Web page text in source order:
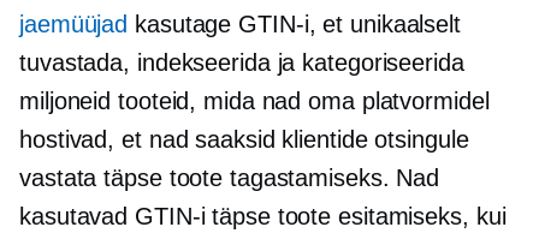
jaemüüjad kasutage GTIN-i, et unikaalselt
tuvastada, indekseerida ja kategoriseerida
miljoneid tooteid, mida nad oma platvormidel
hostivad, et nad saaksid klientide otsingule
vastata täpse toote tagastamiseks. Nad
kasutavad GTIN-i täpse toote esitamiseks, kui